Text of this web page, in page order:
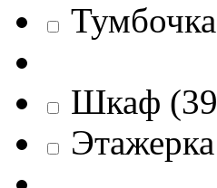
Тумбочка
Шкаф (39
Этажерка